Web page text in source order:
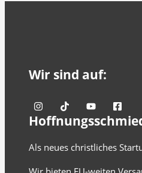
Wir sind auf:
Als neues christliches